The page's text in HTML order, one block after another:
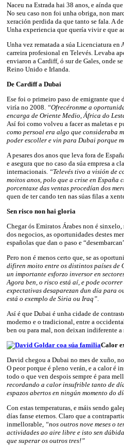
Naceu na Estrada hai 38 anos, e aínda
No seu caso non foi unha obriga, non
xeración perdida da que tanto se fala. A
Unha experiencia que quería vivir e que
Unha vez rematada a súa Licenciatura
carreira profesional en Televés. Levaba
enviaron a Cardiff, ó sur de Gales, onde
Reino Unido e Irlanda.
De Cardiff a Dubai
Ese foi o primeiro paso de emigrante que
viría no 2008. “Ofrecéronme a
encarga de Oriente Medio, África do
Así foi como volveu a facer as maletas e
como persoal era algo que consideraba
poder escoller e vin para Dubai porque
A pesares dos anos que leva fora de
e asegura que no caso da súa empresa a
internacionais. “Televés tivo a visión de
moitos anos, polo que a crise en España
porcentaxe das ventas procedían dos
quen de ter cando ten nas súas filas a
Sen risco non hai gloria
Chegar ós Emiratos Árabes non é
dos negocios, as oportunidades destes
españolas que dan o paso e
Pero non é menos certo que, se as
difiren moito entre os distintos países de
un importante esforzo inversor en
Agora ben, o risco está aí, e pode
expectativas desaparezan dun día para
está o exemplo de Siria ou Iraq”
Así é que Dubai é unha cidade de
moderno e o tradicional, entre a
ben ou para mal, non deixan indiferente a
Calor
David chegou a Dubai no mes de xuño,
O peor porque é pleno verán, e a calor é
todo o que ven despois sempre é para
recordando a calor insufrible tanto de
espazos abertos en ningún momento do
Con estas temperaturas, e máis sendo
días fanse eternos. Claro que a
inmellorable, “nos outros nove meses o
actividades ao aire libre e isto sen
que superar os outros tres!”